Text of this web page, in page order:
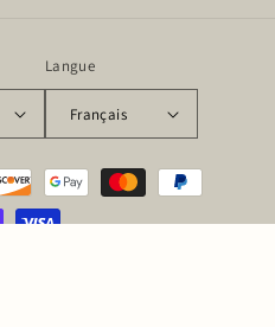
Langue
Français